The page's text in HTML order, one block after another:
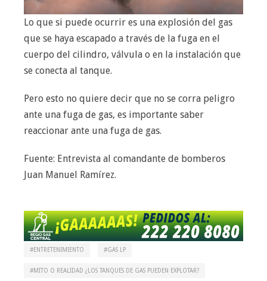
Lo que si puede ocurrir es una explosión del gas
que se haya escapado a través de la fuga en el
cuerpo del cilindro, válvula o en la instalación que
se conecta al tanque.
Pero esto no quiere decir que no se corra peligro
ante una fuga de gas, es importante saber
reaccionar ante una fuga de gas.
Fuente: Entrevista al comandante de bomberos
Juan Manuel Ramírez.
ENTRETENIMIENTO GAS LP
MITO O REALIDAD ¿LOS TANQUES DE GAS PUEDEN EXPLOTAR?